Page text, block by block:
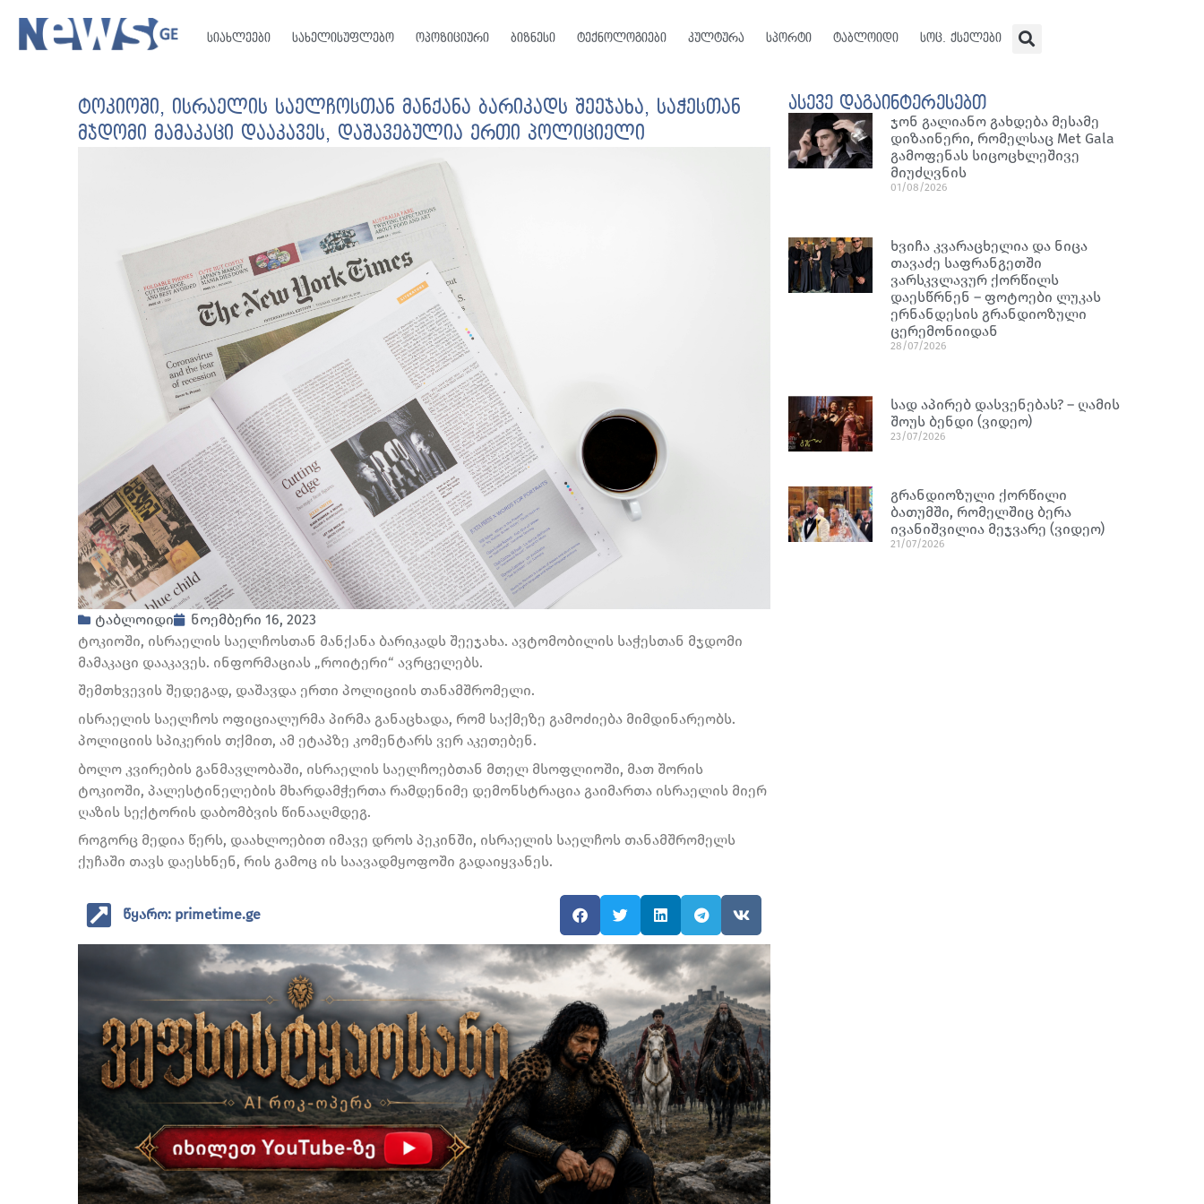
სიახლეები სახელისუფლებო ოპოზიციური ბიზნესი ტექნოლოგიები კულტურა სპორტი ტაბლოიდი სოც. ქსელები
ტოკიოში, ისრაელის საელჩოსთან მანქანა ბარიკადს შეეჯახა, საჭესთან
მჯდომი მამაკაცი დააკავეს, დაშავებულია ერთი პოლიციელი
ტაბლოიდი
ნოემბერი 16, 2023
ტოკიოში, ისრაელის საელჩოსთან მანქანა ბარიკადს შეეჯახა. ავტომობილის საჭესთან მჯდომი
მამაკაცი დააკავეს. ინფორმაციას „როიტერი“ ავრცელებს.
შემთხვევის შედეგად, დაშავდა ერთი პოლიციის თანამშრომელი.
ისრაელის საელჩოს ოფიციალურმა პირმა განაცხადა, რომ საქმეზე გამოძიება მიმდინარეობს.
პოლიციის სპიკერის თქმით, ამ ეტაპზე კომენტარს ვერ აკეთებენ.
ბოლო კვირების განმავლობაში, ისრაელის საელჩოებთან მთელ მსოფლიოში, მათ შორის
ტოკიოში, პალესტინელების მხარდამჭერთა რამდენიმე დემონსტრაცია გაიმართა ისრაელის მიერ
ღაზის სექტორის დაბომბვის წინააღმდეგ.
როგორც მედია წერს, დაახლოებით იმავე დროს პეკინში, ისრაელის საელჩოს თანამშრომელს
ქუჩაში თავს დაესხნენ, რის გამოც ის საავადმყოფოში გადაიყვანეს.
წყარო: primetime.ge
ასევე დაგაინტერესებთ
ჯონ გალიანო გახდება მესამე
დიზაინერი, რომელსაც Met Gala
გამოფენას სიცოცხლეშივე
მიუძღვნის
01/08/2026
ხვიჩა კვარაცხელია და ნიცა
თავაძე საფრანგეთში
ვარსკვლავურ ქორწილს
დაესწრნენ – ფოტოები ლუკას
ერნანდესის გრანდიოზული
ცერემონიიდან
28/07/2026
სად აპირებ დასვენებას? – ღამის
შოუს ბენდი (ვიდეო)
23/07/2026
გრანდიოზული ქორწილი
ბათუმში, რომელშიც ბერა
ივანიშვილია მეჯვარე (ვიდეო)
21/07/2026